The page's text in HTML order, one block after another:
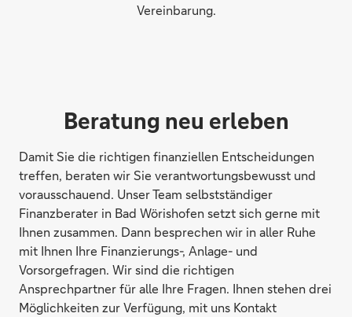
Vereinbarung.
Beratung neu erleben
Damit Sie die richtigen finanziellen Entscheidungen
treffen, beraten wir Sie verantwortungsbewusst und
vorausschauend. Unser Team selbstständiger
Finanzberater in Bad Wörishofen setzt sich gerne mit
Ihnen zusammen. Dann besprechen wir in aller Ruhe
mit Ihnen Ihre Finanzierungs-, Anlage- und
Vorsorgefragen. Wir sind die richtigen
Ansprechpartner für alle Ihre Fragen. Ihnen stehen drei
Möglichkeiten zur Verfügung, mit uns Kontakt